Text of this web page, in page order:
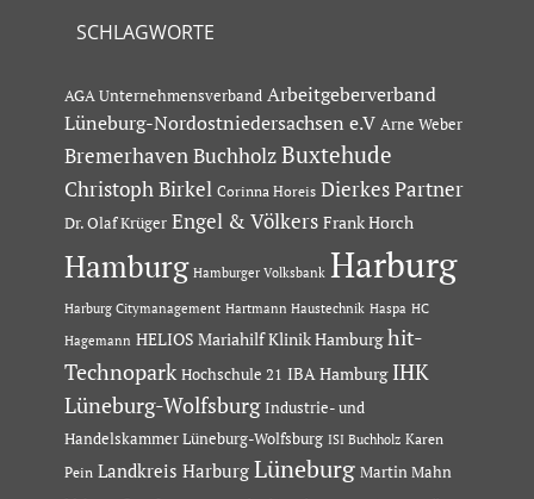
SCHLAGWORTE
AGA Unternehmensverband Arbeitgeberverband
Lüneburg-Nordostniedersachsen e.V Arne Weber
Bremerhaven Buchholz Buxtehude
Christoph Birkel Corinna Horeis Dierkes Partner
Dr. Olaf Krüger Engel & Völkers Frank Horch
Hamburg Hamburger Volksbank Harburg
Harburg Citymanagement Hartmann Haustechnik Haspa HC
Hagemann HELIOS Mariahilf Klinik Hamburg hit-
Technopark Hochschule 21 IBA Hamburg IHK
Lüneburg-Wolfsburg Industrie- und
Handelskammer Lüneburg-Wolfsburg ISI Buchholz Karen
Pein Landkreis Harburg Lüneburg Martin Mahn